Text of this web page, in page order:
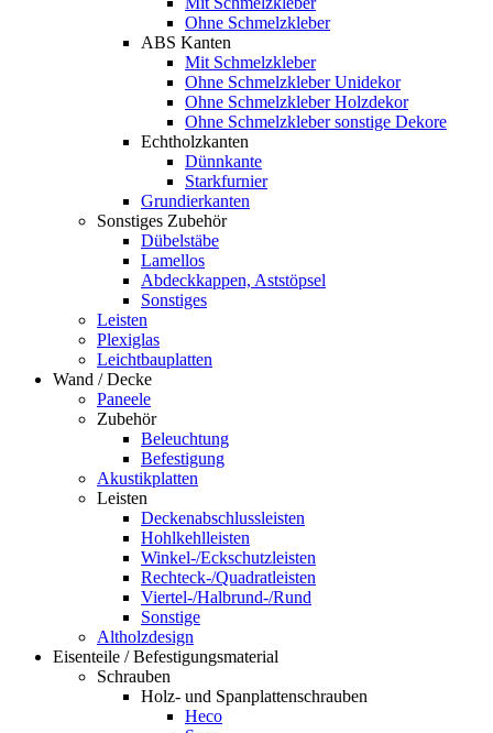
Ohne Schmelzkleber
ABS Kanten
Mit Schmelzkleber
Ohne Schmelzkleber Unidekor
Ohne Schmelzkleber Holzdekor
Ohne Schmelzkleber sonstige Dekore
Echtholzkanten
Dünnkante
Starkfurnier
Grundierkanten
Sonstiges Zubehör
Dübelstäbe
Lamellos
Abdeckkappen, Aststöpsel
Sonstiges
Leisten
Plexiglas
Leichtbauplatten
Wand / Decke
Paneele
Zubehör
Beleuchtung
Befestigung
Akustikplatten
Leisten
Deckenabschlussleisten
Hohlkehlleisten
Winkel-/Eckschutzleisten
Rechteck-/Quadratleisten
Viertel-/Halbrund-/Rund
Sonstige
Altholzdesign
Eisenteile / Befestigungsmaterial
Schrauben
Holz- und Spanplattenschrauben
Heco